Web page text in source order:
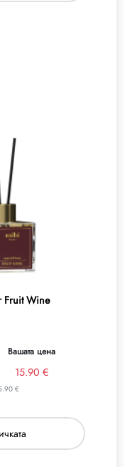
Fruit Wine
Вашата цена
15.90 €
€